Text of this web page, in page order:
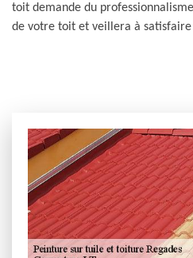
toit demande du
de votre toit et veillera à